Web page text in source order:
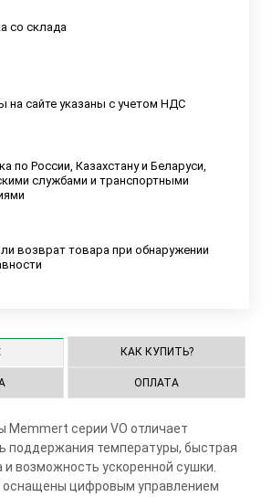
со склада
на сайте указаны с учетом НДС
по России, Казахстану и Беларуси,
службами и транспортными
возврат товара при обнаружении
КАК КУПИТЬ?
ОПЛАТА
Memmert серии VO отличает
поддержания температуры, быстрая
и возможность ускоренной сушки.
цифровым управлением